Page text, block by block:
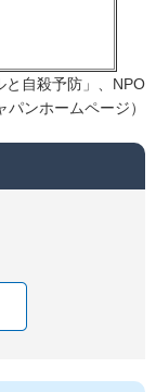
と自殺予防」、NPO
ンホームページ）